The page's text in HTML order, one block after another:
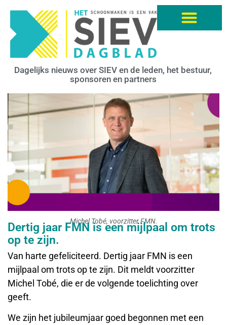
Dagelijks nieuws over SIEV en de leden, het bestuur,
sponsoren en partners
Michel Tobé, voorzitter FMN.
Dertig jaar FMN is een mijlpaal om trots
op te zijn.
Van harte gefeliciteerd. Dertig jaar FMN is een
mijlpaal om trots op te zijn. Dit meldt voorzitter
Michel Tobé, die er de volgende toelichting over
geeft.
We zijn het jubileumjaar goed begonnen met een